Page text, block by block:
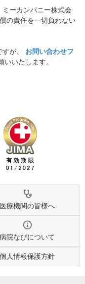
ーカンパニー株式会
の責任を一切負わない
が、 お問い合わせフ
いたします。
医療機関の皆様へ
病院なびについて
個人情報保護方針